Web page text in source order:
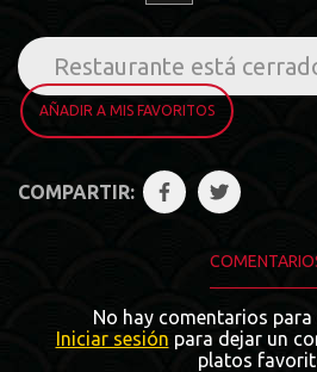
Restaurante está
AÑADIR A MIS FAVORITOS
COMPARTIR:
No hay comentarios para
Iniciar sesión para dejar un
platos